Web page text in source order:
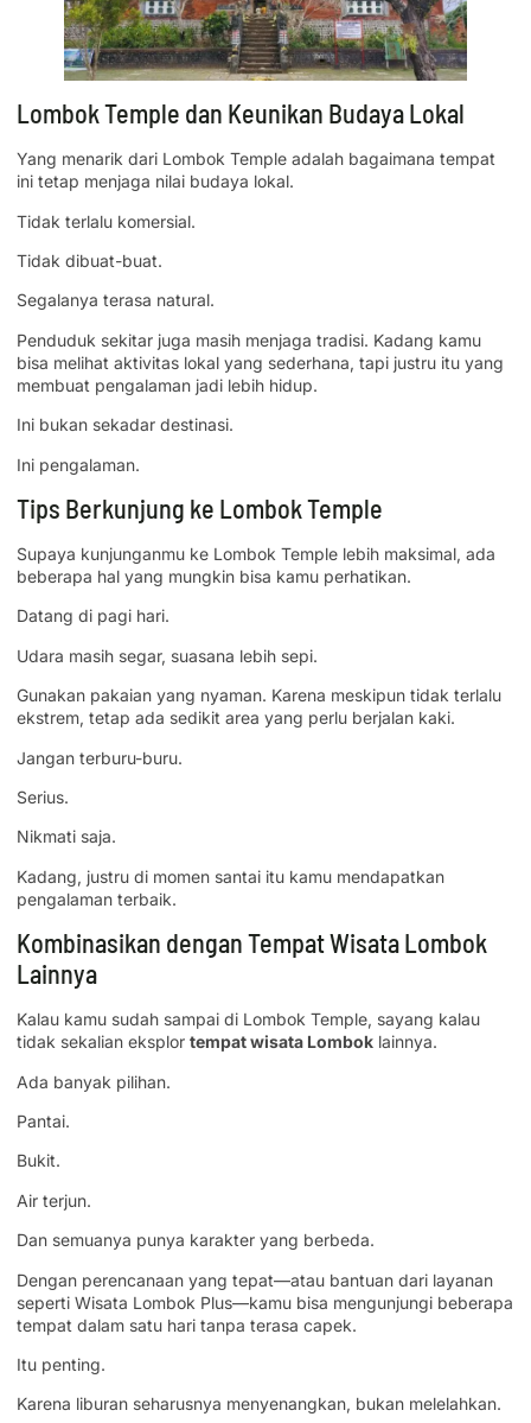
Lombok Temple dan Keunikan Budaya Lokal
Yang menarik dari Lombok Temple adalah bagaimana tempat
ini tetap menjaga nilai budaya lokal.
Tidak terlalu komersial.
Tidak dibuat-buat.
Segalanya terasa natural.
Penduduk sekitar juga masih menjaga tradisi. Kadang kamu
bisa melihat aktivitas lokal yang sederhana, tapi justru itu yang
membuat pengalaman jadi lebih hidup.
Ini bukan sekadar destinasi.
Ini pengalaman.
Tips Berkunjung ke Lombok Temple
Supaya kunjunganmu ke Lombok Temple lebih maksimal, ada
beberapa hal yang mungkin bisa kamu perhatikan.
Datang di pagi hari.
Udara masih segar, suasana lebih sepi.
Gunakan pakaian yang nyaman. Karena meskipun tidak terlalu
ekstrem, tetap ada sedikit area yang perlu berjalan kaki.
Jangan terburu-buru.
Serius.
Nikmati saja.
Kadang, justru di momen santai itu kamu mendapatkan
pengalaman terbaik.
Kombinasikan dengan Tempat Wisata Lombok
Lainnya
Kalau kamu sudah sampai di Lombok Temple, sayang kalau
tidak sekalian eksplor tempat wisata Lombok lainnya.
Ada banyak pilihan.
Pantai.
Bukit.
Air terjun.
Dan semuanya punya karakter yang berbeda.
Dengan perencanaan yang tepat—atau bantuan dari layanan
seperti Wisata Lombok Plus—kamu bisa mengunjungi beberapa
tempat dalam satu hari tanpa terasa capek.
Itu penting.
Karena liburan seharusnya menyenangkan, bukan melelahkan.